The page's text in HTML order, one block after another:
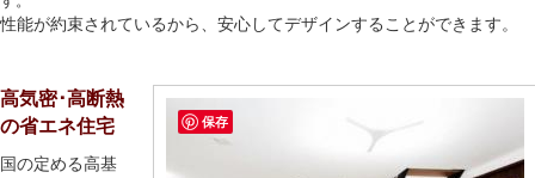
性能が約束されているから、安心してデザインすることができます。
高気密･高断熱
の省エネ住宅
国の定める高基
保存